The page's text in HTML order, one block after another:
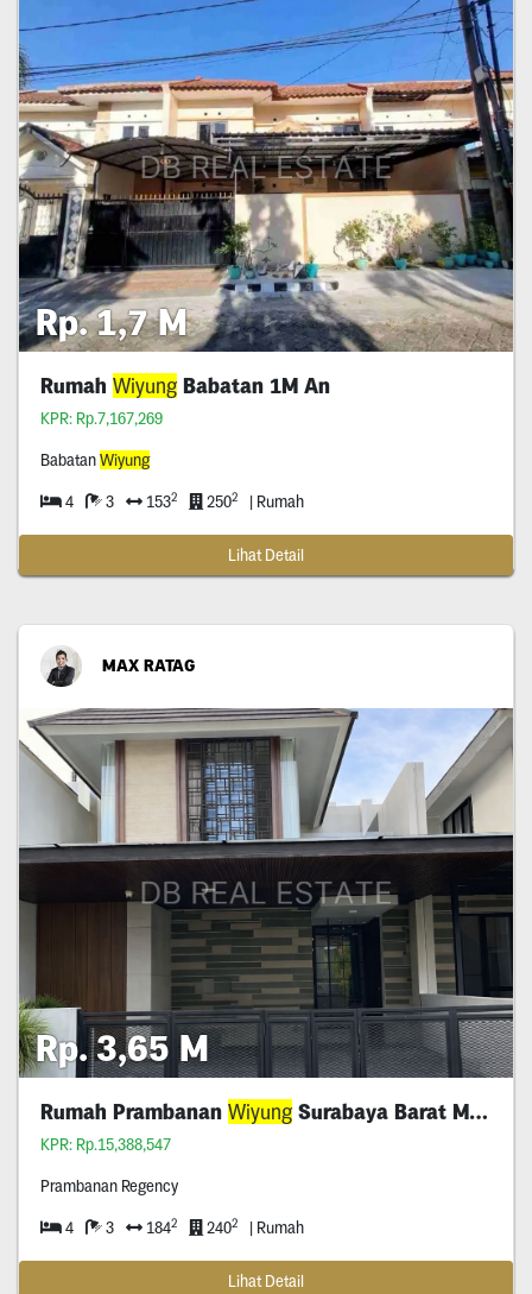
Rp. 1,7 M
Rumah WiyungBabatan 1M An
KPR: Rp.7,167,269
BabatanWiyung
4 3 1532 2502 | Rumah
Lihat Detail
MAX RATAG
Rp. 3,65 M
Rumah Prambanan WiyungSurabaya Barat Murah
KPR: Rp.15,388,547
Prambanan Regency
4 3 1842 2402 | Rumah
Lihat Detail